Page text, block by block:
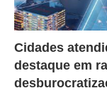
Cidades
destaque em